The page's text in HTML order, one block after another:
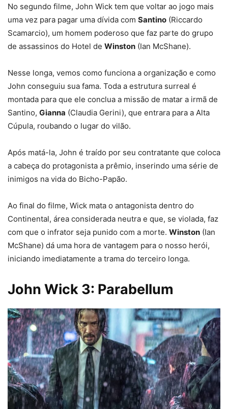
No segundo filme, John Wick tem que voltar ao jogo mais
uma vez para pagar uma dívida com Santino (Riccardo
Scamarcio), um homem poderoso que faz parte do grupo
de assassinos do Hotel de Winston (Ian McShane).
Nesse longa, vemos como funciona a organização e como
John conseguiu sua fama. Toda a estrutura surreal é
montada para que ele conclua a missão de matar a irmã de
Santino, Gianna (Claudia Gerini), que entrara para a Alta
Cúpula, roubando o lugar do vilão.
Após matá-la, John é traído por seu contratante que coloca
a cabeça do protagonista a prêmio, inserindo uma série de
inimigos na vida do Bicho-Papão.
Ao final do filme, Wick mata o antagonista dentro do
Continental, área considerada neutra e que, se violada, faz
com que o infrator seja punido com a morte. Winston (Ian
McShane) dá uma hora de vantagem para o nosso herói,
iniciando imediatamente a trama do terceiro longa.
John Wick 3: Parabellum